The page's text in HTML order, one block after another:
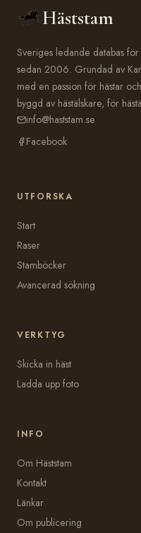
Häststam
Sveriges ledande databas för
sedan 2006. Grundad av
med en passion för hästar
byggd av hästälskare, för
info@haststam.se
Facebook
UTFORSKA
Start
Raser
Stamböcker
Avancerad sökning
VERKTYG
Skicka in häst
Ladda upp foto
INFO
Om Häststam
Kontakt
Länkar
Om publicering